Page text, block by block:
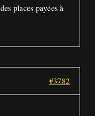
places payées à
#3782